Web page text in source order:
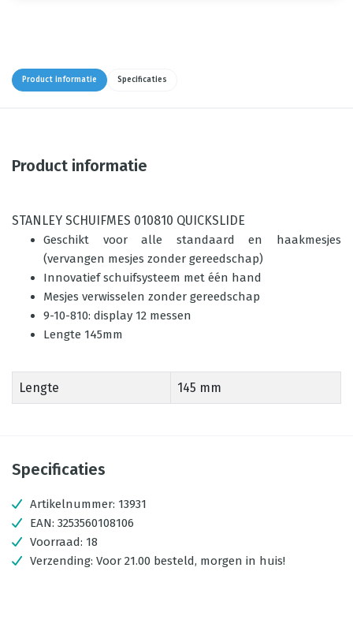
Product informatie Specificaties
Product informatie
STANLEY SCHUIFMES 010810 QUICKSLIDE
Geschikt voor alle standaard en haakmesjes
(vervangen mesjes zonder gereedschap)
Innovatief schuifsysteem met één hand
Mesjes verwisselen zonder gereedschap
9-10-810: display 12 messen
Lengte 145mm
Lengte 145 mm
Specificaties
Artikelnummer: 13931
EAN: 3253560108106
Voorraad: 18
Verzending: Voor 21.00 besteld, morgen in huis!